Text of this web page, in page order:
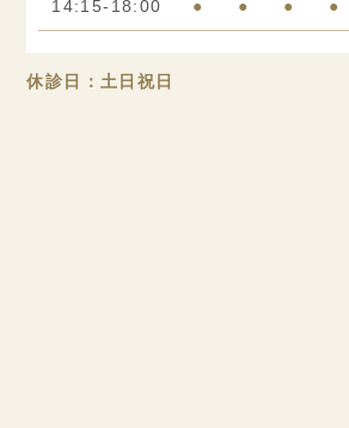
14:15-18:00 ● ● ● ●
休診日：土日祝日